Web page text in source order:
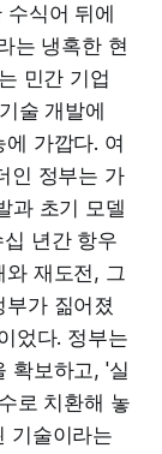
식어 뒤에
는 냉혹한 현
민간 기업
술 개발에
가깝다. 여
인 정부는 가
과 초기 모델
년간 항우
와 재도전, 그
가 짊어졌
었다. 정부는
확보하고, '실
로 치환해 놓
기술이라는